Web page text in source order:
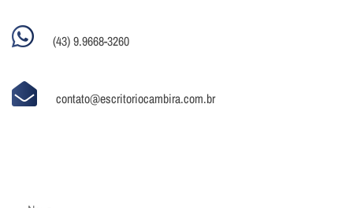
(43) 9.9668-3260
contato@escritoriocambira.com.br